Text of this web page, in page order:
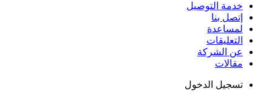
خدمة التوصيل
إتصل بنا
لمساعدة
التعليقات
عن الشركة
مقالات
تسجيل الدخول